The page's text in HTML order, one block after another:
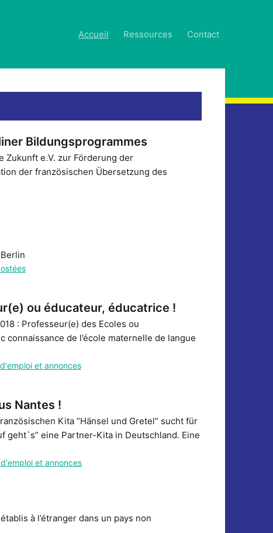
Accueil Ressources Contact
Bildungsprogrammes
Zukunft e.V. zur Förderung der
der französischen Übersetzung des
ou éducateur, éducatrice !
: Professeur(e) des Ecoles ou
connaissance de l’école maternelle de langue
et annonces
Nantes !
Kita “Hänsel und Gretel” sucht für
geht`s” eine Partner-Kita in Deutschland. Eine
et annonces
à l’étranger dans un pays non